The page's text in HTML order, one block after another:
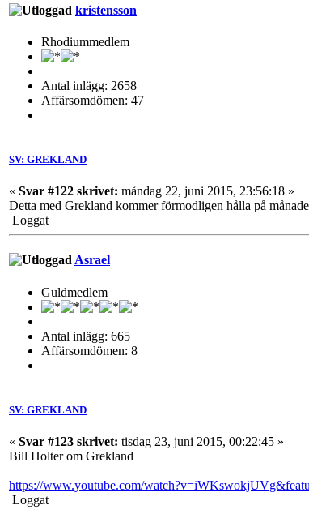
kristensson
Rhodiummedlem
Antal inlägg: 2658
Affärsomdömen: 47
SV: GREKLAND
« Svar #122 skrivet: måndag 22, juni 2015, 23:56:18 »
Detta med Grekland kommer förmodligen hålla på
Loggat
Asrael
Guldmedlem
Antal inlägg: 665
Affärsomdömen: 8
SV: GREKLAND
« Svar #123 skrivet: tisdag 23, juni 2015, 00:22:45 »
Bill Holter om Grekland
https://www.youtube.com/
Loggat